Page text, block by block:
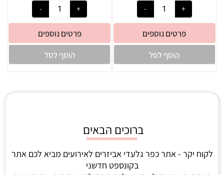
פרטים נוספים
הוסף לסל
פרטים נוספים
הוסף לסל
ברוכים הבאים
לקוח יקר - אתר כפר גלעדי אביזרים לאירועים מביא לכם אתר
בקונספט חדשני